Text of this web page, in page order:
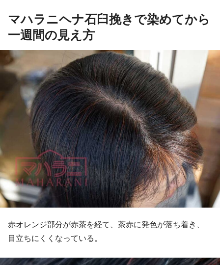
マハラニヘナ石臼挽きで染めてから
一週間の見え方
赤オレンジ部分が赤茶を経て、茶赤に発色が落ち着き、
目立ちにくくなっている。